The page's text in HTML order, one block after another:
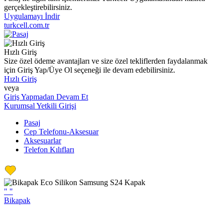
gerçekleştirebilirsiniz.
Uygulamayı İndir
turkcell.com.tr
Hızlı Giriş
Size özel ödeme avantajları ve size özel tekliflerden faydalanmak
için Giriş Yap/Üye Ol seçeneği ile devam edebilirsiniz.
Hızlı Giriş
veya
Giriş Yapmadan Devam Et
Kurumsal Yetkili Girişi
Pasaj
Cep Telefonu-Aksesuar
Aksesuarlar
Telefon Kılıfları
" "
Bikapak